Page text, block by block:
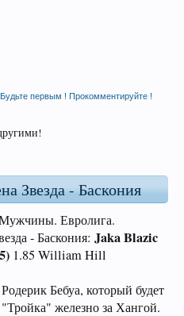
Будьте первым ! Прокомментируйте !
Звезда - Баскония
Мужчины. Евролига.
- Баскония: Jaka Blazic
1.85 William Hill
Бебуа, который будет
железно за Хангой.